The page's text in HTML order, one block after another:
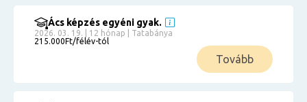
Ács képzés egyéni gyak.
2026. 03. 19. | 12 hónap | Tatabánya
215.000Ft/félév-tól
Tovább